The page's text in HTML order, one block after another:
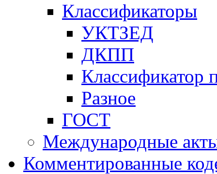
Классификаторы
УКТЗЕД
ДКПП
Классификатор
Разное
ГОСТ
Международные
Комментированные